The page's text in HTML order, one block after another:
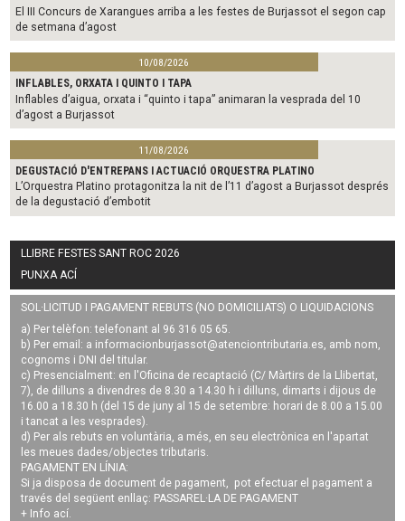
El III Concurs de Xarangues arriba a les festes de Burjassot el segon cap
de setmana d’agost
10/08/2026
INFLABLES, ORXATA I QUINTO I TAPA
Inflables d’aigua, orxata i “quinto i tapa” animaran la vesprada del 10
d’agost a Burjassot
11/08/2026
DEGUSTACIÓ D'ENTREPANS I ACTUACIÓ ORQUESTRA PLATINO
L’Orquestra Platino protagonitza la nit de l’11 d’agost a Burjassot després
de la degustació d’embotit
LLIBRE FESTES SANT ROC 2026
PUNXA ACÍ
SOL·LICITUD I PAGAMENT REBUTS (NO DOMICILIATS) O LIQUIDACIONS
a) Per telèfon: telefonant al 96 316 05 65.
b) Per email: a informacionburjassot@atenciontributaria.es, amb nom,
cognoms i DNI del titular.
c) Presencialment: en l'Oficina de recaptació (C/ Màrtirs de la Llibertat,
7), de dilluns a divendres de 8.30 a 14.30 h i dilluns, dimarts i dijous de
16.00 a 18.30 h (del 15 de juny al 15 de setembre: horari de 8.00 a 15.00
i tancat a les vesprades).
d) Per als rebuts en voluntària, a més, en seu electrònica en l'apartat
les meues dades/objectes tributaris.
PAGAMENT EN LÍNIA:
Si ja disposa de document de pagament, pot efectuar el pagament a
través del següent enllaç: PASSAREL·LA DE PAGAMENT
+ Info ací.